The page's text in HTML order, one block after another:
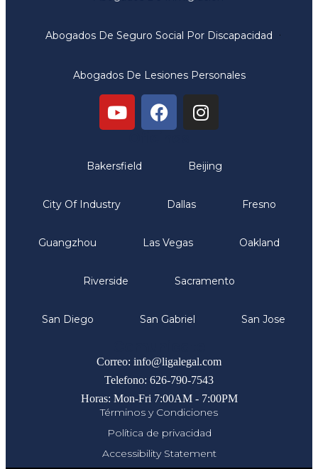
Abogados De Seguro Social Por Discapacidad
Abogados De Lesiones Personales
Bakersfield Beijing
City Of Industry Dallas Fresno
Guangzhou Las Vegas Oakland
Riverside Sacramento
San Diego San Gabriel San Jose
Correo: info@ligalegal.com
Telefono: 626-790-7543
Horas: Mon-Fri 7:00AM - 7:00PM
Términos y Condiciones
Política de privacidad
Accessibility Statement